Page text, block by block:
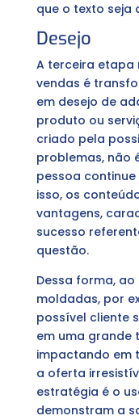
que o texto seja
Desejo
A terceira etapa
vendas é
em desejo de
produto ou
criado pela
problemas, não
pessoa
isso, os
vantagens,
sucesso
questão.
Dessa forma,
moldadas, por
possível cliente
em uma grande
impactando em
a oferta
estratégia é o
demonstram a